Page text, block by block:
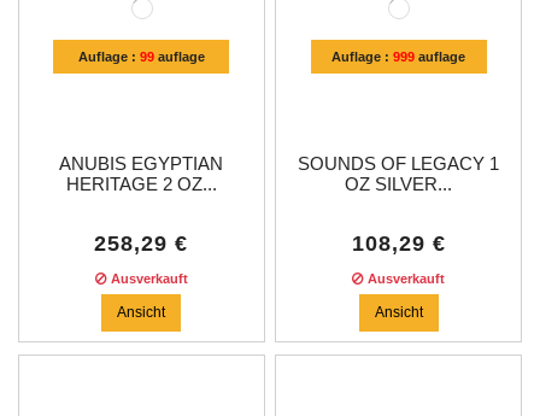
Auflage : 99auflage
ANUBIS EGYPTIAN
HERITAGE 2 OZ...
258,29 €
Ausverkauft
Ansicht
Auflage :999 auflage
SOUNDS OF LEGACY 1
OZ SILVER...
108,29 €
Ausverkauft
Ansicht